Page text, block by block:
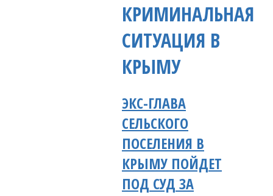
КРИМИНАЛЬНАЯ
СИТУАЦИЯ В
КРЫМУ
ЭКС-ГЛАВА
СЕЛЬСКОГО
ПОСЕЛЕНИЯ В
КРЫМУ ПОЙДЕТ
ПОД СУД ЗА